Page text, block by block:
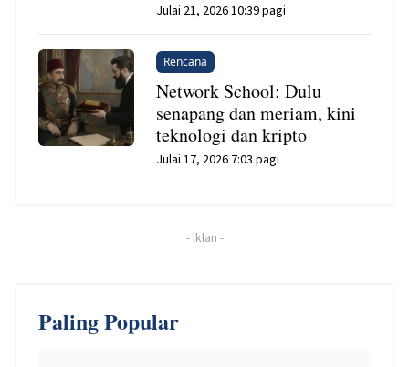
Julai 21, 2026 10:39 pagi
Rencana
Network School: Dulu
senapang dan meriam, kini
teknologi dan kripto
Julai 17, 2026 7:03 pagi
- Iklan -
Paling Popular